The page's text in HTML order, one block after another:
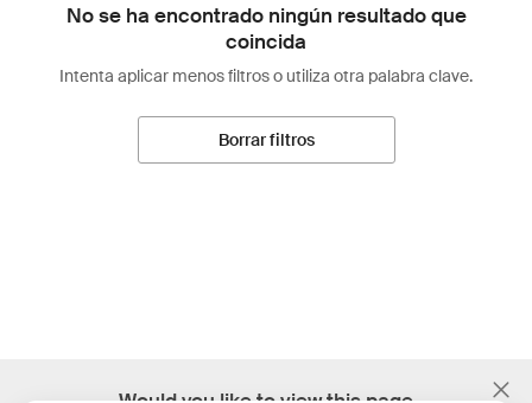
No se ha encontrado ningún resultado que
coincida
Intenta aplicar menos filtros o utiliza otra palabra clave.
Borrar filtros